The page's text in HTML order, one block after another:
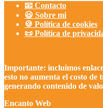
📧 Contacto
😃 Sobre mi
🍪 Política de cookies
📜 Política de
Importante: incluimos
esto no aumenta el costo de
generando contenido de
Encanto Web